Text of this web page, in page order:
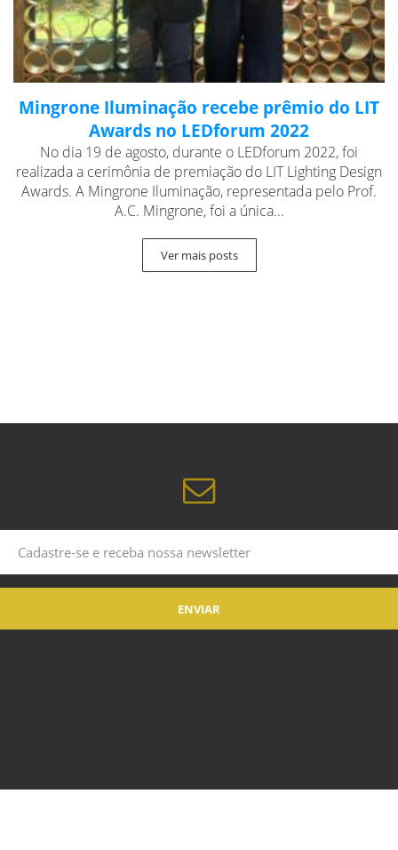
Mingrone Iluminação recebe prêmio do LIT
Awards no LEDforum 2022
No dia 19 de agosto, durante o LEDforum 2022, foi
realizada a cerimônia de premiação do LIT Lighting Design
Awards. A Mingrone Iluminação, representada pelo Prof.
A.C. Mingrone, foi a única...
Ver mais posts